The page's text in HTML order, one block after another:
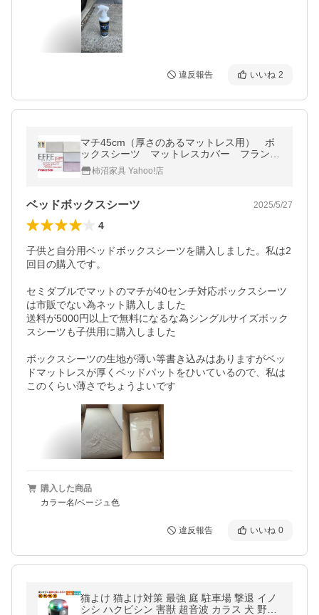
違反報告 いいね 2
マチ45cm（厚さのあるマットレス用） ボ
ックスシーツ マットレスカバー フランス
ベッド エッフェベーシック セミダブル
122×195×45cm 40cm厚まで対応
柿沼家具 Yahoo!店
ベッドボックスシーツ 2025/5/27
4
子供と自分用ベッドボックスシーツを購入しました。私は2
回目の購入です。
セミダブルでマットのマチが40センチ対応ボックスシーツ
は市販でない為ネット購入しました
送料が5000円以上で無料になるな為シングルサイズボック
スシーツも子供用に購入しました
ボックスシーツの生地が薄い等書き込みはありますがベッ
ドマットレスが厚くベッドパットをひいているので、私は
購入した商品
カラー名/ベージュ色
違反報告 いいね 0
猫よけ 猫よけ対策 最強 庭 駐車場 撃退 イノ
シシ ハクビシン 害獣 超音波 カラス 犬 野良